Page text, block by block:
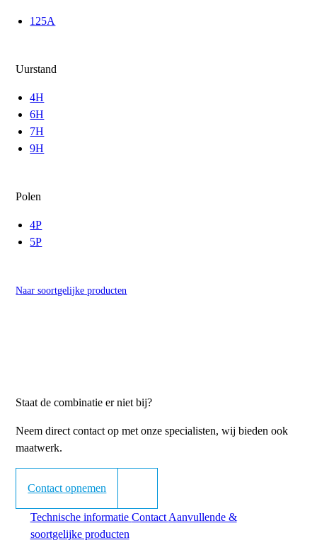
125A
Uurstand
4H
6H
7H
9H
Polen
4P
5P
Naar soortgelijke producten
Staat de combinatie er niet bij?
Neem direct contact op met onze specialisten, wij bieden ook
maatwerk.
Contact opnemen
Technische informatie Contact Aanvullende &
soortgelijke producten